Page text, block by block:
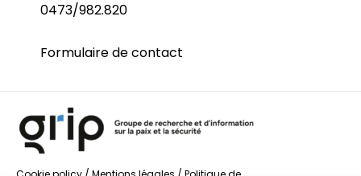
0473/982.820
Formulaire de contact